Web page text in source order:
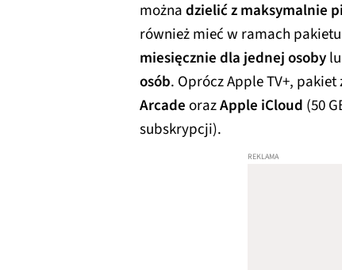
możnadzielić z maksymalnie
również mieć w ramach
miesięcznie dla jednej osoby
osób. Oprócz Apple TV+, pakiet
ArcadeorazApple iCloud (50
subskrypcji).